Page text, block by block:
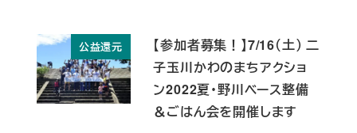
公益還元
【参加者募集！】7/16（土） 二
子玉川かわのまちアクショ
ン2022夏・野川ベース整備
＆ごはん会を開催します